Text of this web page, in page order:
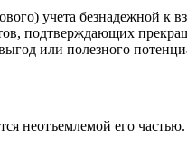
учета безнадежной к
подтверждающих
или полезного
неотъемлемой его частью.